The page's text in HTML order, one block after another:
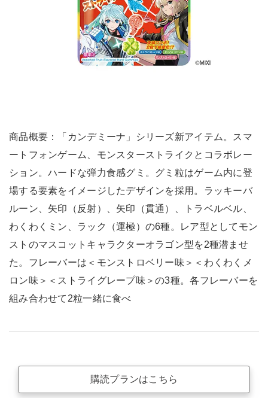
商品概要：「カンデミーナ」シリーズ新アイテム。スマ
ートフォンゲーム、モンスターストライクとコラボレー
ション。ハードな弾力食感グミ。グミ粒はゲーム内に登
場する要素をイメージしたデザインを採用。ラッキーバ
ルーン、矢印（反射）、矢印（貫通）、トラベルベル、
わくわくミン、ラック（運極）の6種。レア型としてモン
ストのマスコットキャラクターオラゴン型を2種潜ませ
た。フレーバーは＜モンストロベリー味＞＜わくわくメ
ロン味＞＜ストライグレープ味＞の3種。各フレーバーを
組み合わせて2粒一緒に食べ
購読プランはこちら